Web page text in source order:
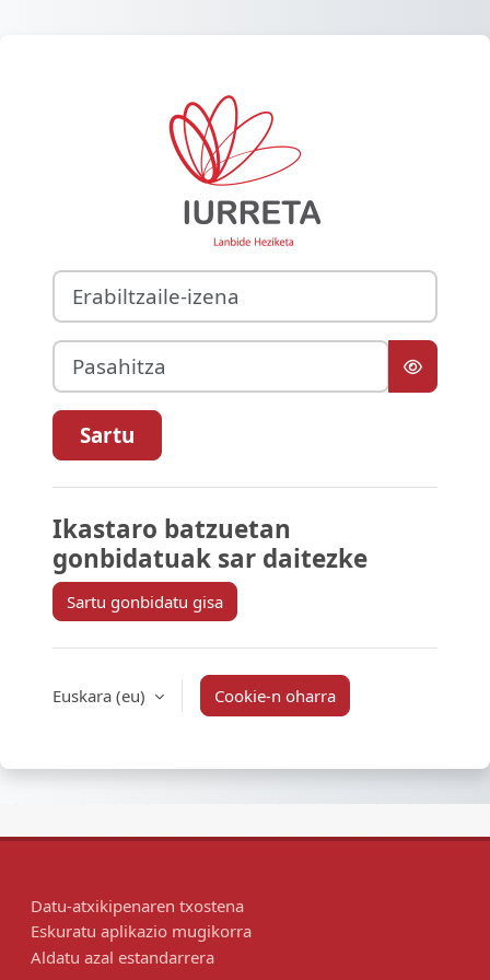
Sartu Iurreta
Erabiltzaile-izena
Pasahitza
Sartu
Ikastaro batzuetan
gonbidatuak sar daitezke
Sartu gonbidatu gisa
Euskara ‎(eu)‎ Cookie-n oharra
Datu-atxikipenaren txostena
Eskuratu aplikazio mugikorra
Aldatu azal estandarrera